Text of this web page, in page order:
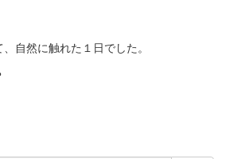
自然に触れた１日でした。